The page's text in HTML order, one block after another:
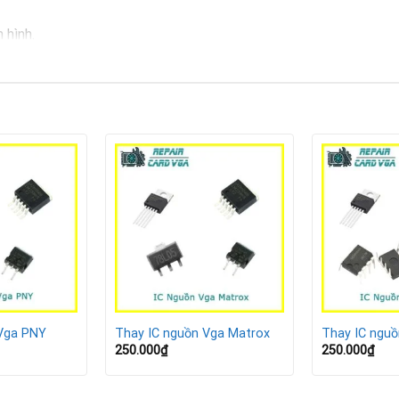
nặng.
hỏng
tản nhiệt.
chập chờn.
PNY
Thay IC nguồn Vga Matrox
250.000₫
Thay IC
250.000₫